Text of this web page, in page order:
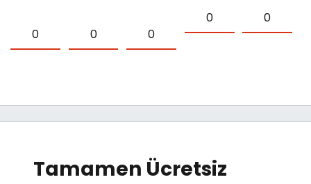
0 0 0
0 0
Tamamen Ücretsiz